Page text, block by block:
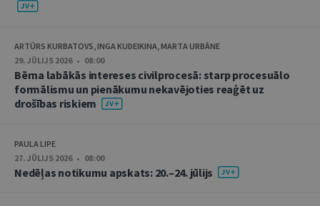
ARTŪRS KURBATOVS, INGA KUDEIKINA, MARTA URBĀNE
29. JŪLIJS 2026 • 08:00
Bērna labākās intereses civilprocesā: starp procesuālo
formālismu un pienākumu nekavējoties reaģēt uz
drošības riskiem
PAULA LIPE
27. JŪLIJS 2026 • 08:00
Nedēļas notikumu apskats: 20.–24. jūlijs